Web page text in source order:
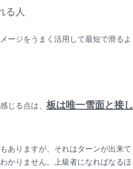
る人
ージをうまく活用して最短で滑るよ
じる点は、 板は唯一雪面と接し
ありますが、それはターンが出来て
かりません。上級者になればなるほ